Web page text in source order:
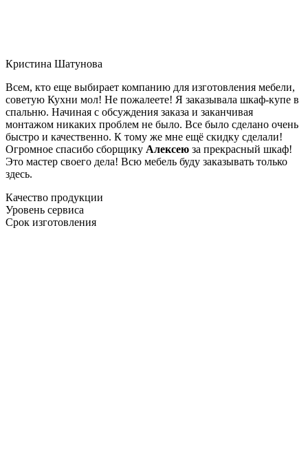
Кристина Шатунова
Всем, кто еще выбирает компанию для изготовления мебели,
советую Кухни мол! Не пожалеете! Я заказывала шкаф-купе в
спальню. Начиная с обсуждения заказа и заканчивая
монтажом никаких проблем не было. Все было сделано очень
быстро и качественно. К тому же мне ещё скидку сделали!
Огромное спасибо сборщику Алексею за прекрасный шкаф!
Это мастер своего дела! Всю мебель буду заказывать только
здесь.
Качество продукции
Уровень сервиса
Срок изготовления